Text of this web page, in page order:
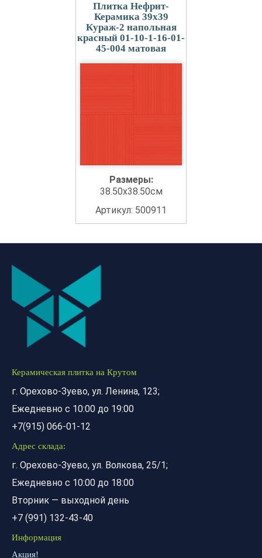
Плитка Нефрит-
Керамика 39x39
Кураж-2 напольная
красный 01-10-1-16-01-
45-004 матовая
Размеры:
38.50x38.50см
Артикул: 500911
Керамическая плитка на Крутом
г. Орехово-Зуево, ул. Ленина, 123;
Ежедневно с 10:00 до 19:00
+7(915) 066-01-12
Адрес склада:
г. Орехово-Зуево, ул. Волкова, 25/1;
Ежедневно с 10:00 до 18:00
Вторник — выходной день
+7 (991) 132-43-40
Информация
Акция!